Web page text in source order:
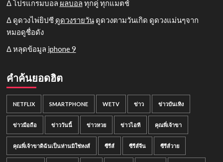
Δ โปรแกรมบอล ผลบอล ทุกคู่ ทุกแมตช์
Δ ดูดวงไพ่ยิปซี ดูดวงรายวันดูดวงตามวันเกิด ดูดวงแม่นๆจาก
หมอดูชื่อดัง
Δ หลุดข้อมูล iphone 9
คำค้นยอดฮิต
NETFLIX SMARTPHONE WETV ข่าว ข่าวบันเทิง
ข่าวมือถือ ข่าววันนี้ ข่าวหวย ข่าวไอที คุณพี่เจ้าขา
คุณพี่เจ้าขาดิฉันเป็นห่านมิใช่หงส์ ซีรีส์ ซีรีส์จีน ซีรีส์วาย